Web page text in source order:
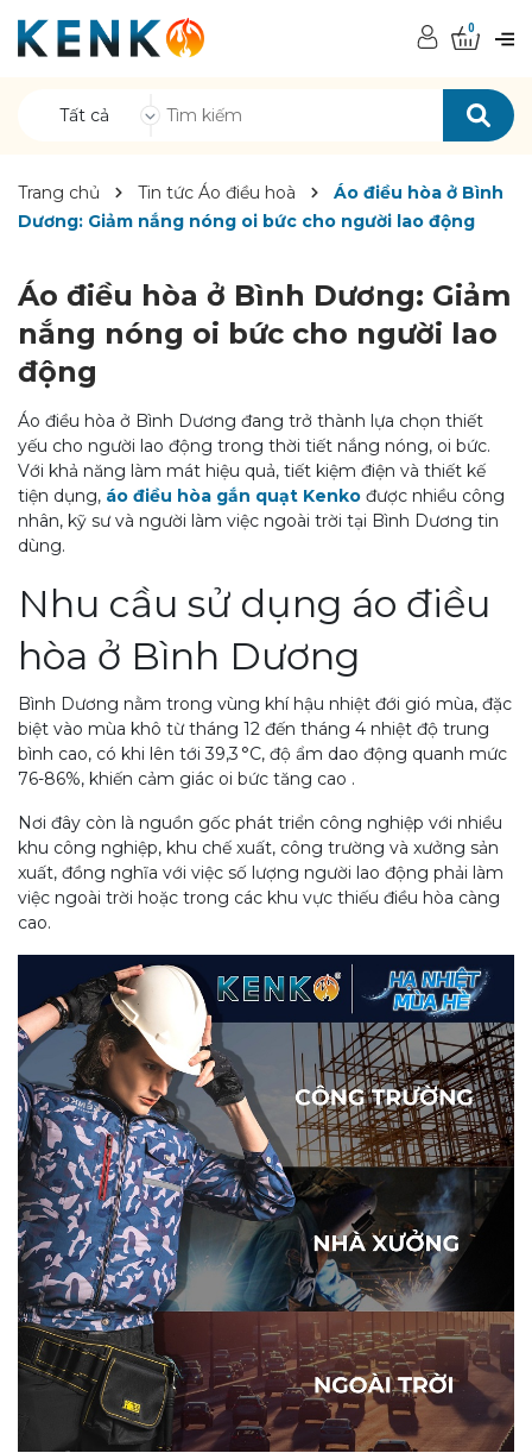
Tất cả
0
Trang chủ Tin tức Áo điều hoà
Áo điều hòa ở Bình
Dương: Giảm nắng nóng oi bức cho người lao động
Áo điều hòa ở Bình Dương: Giảm
nắng nóng oi bức cho người lao
động
Áo điều hòa ở Bình Dương đang trở thành lựa chọn thiết
yếu cho người lao động trong thời tiết nắng nóng, oi bức.
Với khả năng làm mát hiệu quả, tiết kiệm điện và thiết kế
tiện dụng, áo điều hòa gắn quạt Kenko được nhiều công
nhân, kỹ sư và người làm việc ngoài trời tại Bình Dương tin
dùng.
Nhu cầu sử dụng áo điều
hòa ở Bình Dương
Bình Dương nằm trong vùng khí hậu nhiệt đới gió mùa, đặc
biệt vào mùa khô từ tháng 12 đến tháng 4 nhiệt độ trung
bình cao, có khi lên tới 39,3 °C, độ ẩm dao động quanh mức
76-86%, khiến cảm giác oi bức tăng cao .
Nơi đây còn là nguồn gốc phát triển công nghiệp với nhiều
khu công nghiệp, khu chế xuất, công trường và xưởng sản
xuất, đồng nghĩa với việc số lượng người lao động phải làm
việc ngoài trời hoặc trong các khu vực thiếu điều hòa càng
cao.